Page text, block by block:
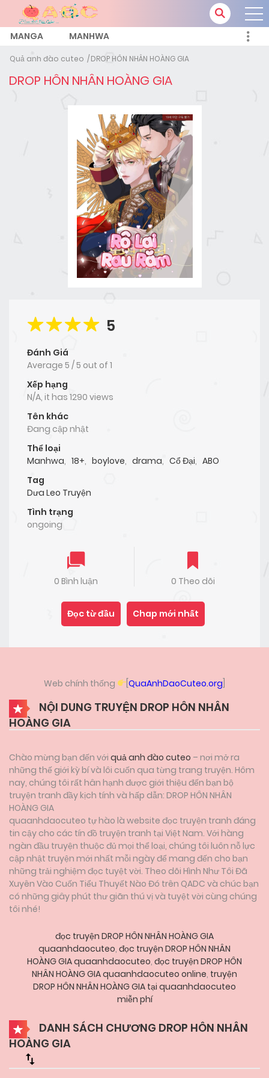
MANGA MANHWA
Quả anh đào cuteo DROP HÔN NHÂN HOÀNG GIA
DROP HÔN NHÂN HOÀNG GIA
5
Đánh Giá
Average 5 /5 out of 1
Xếp hạng
N/A, it has 1290 views
Tên khác
Đang cập nhật
Thể loại
Manhwa, 18+, boylove, drama, Cổ Đại, ABO
Tag
Dưa Leo Truyện
Tình trạng
ongoing
0 Bình luận 0 Theo dõi
Đọc từ đầu Chap mới nhất
Web chính thống [QuaAnhDaoCuteo.org
NỘI DUNG TRUYỆN DROP HÔN NHÂN
HOÀNG GIA
Chào mừng bạn đến với quả anh đào cuteo – nơi mở ra
những thế giới kỳ bí và lôi cuốn qua từng trang truyện. Hôm
nay, chúng tôi rất hân hạnh được giới thiệu đến bạn bộ
truyện tranh đầy kịch tính và hấp dẫn: DROP HÔN NHÂN
HOÀNG GIA
quaanhdaocuteo tự hào là website đọc truyện tranh đáng
tin cậy cho các tín đồ truyện tranh tại Việt Nam. Với hàng
ngàn đầu truyện thuộc đủ mọi thể loại, chúng tôi luôn nỗ lực
cập nhật truyện mới nhất mỗi ngày để mang đến cho bạn
những trải nghiệm đọc tuyệt vời. Theo dõi Hình Như Tôi Đã
Xuyên Vào Cuốn Tiểu Thuyết Nào Đó trên QADC và chúc bạn
có những giây phút thư giãn thú vị và tuyệt vời cùng chúng
tôi nhé!
đọc truyện DROP HÔN NHÂN HOÀNG GIA
quaanhdaocuteo, đọc truyện DROP HÔN NHÂN
HOÀNG GIA quaanhdaocuteo, đọc truyện DROP HÔN
NHÂN HOÀNG GIA quaanhdaocuteo online, truyện
DROP HÔN NHÂN HOÀNG GIA tại quaanhdaocuteo
miễn phí
DANH SÁCH CHƯƠNG DROP HÔN NHÂN
HOÀNG GIA